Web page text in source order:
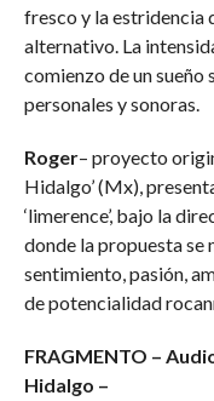
fresco y la estridencia
alternativo. La
comienzo de un sueño
personales y sonoras.
Roger– proyecto
Hidalgo’ (Mx),
‘limerence’, bajo la
donde la propuesta se
sentimiento, pasión,
de potencialidad
FRAGMENTO –
Hidalgo –